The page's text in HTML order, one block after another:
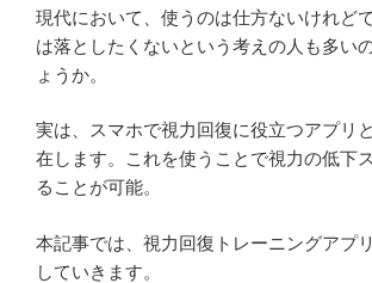
現代において、使うのは仕方ないけれど
は落としたくないという考えの人も多い
ょうか。
実は、スマホで視力回復に役立つアプリ
在します。これを使うことで視力の低下
ることが可能。
本記事では、視力回復トレーニングアプ
していきます。